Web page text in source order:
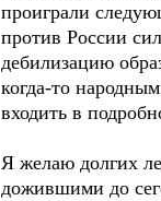
проиграли
против России
дебилизацию
когда-то
входить в
Я желаю долгих
дожившими до